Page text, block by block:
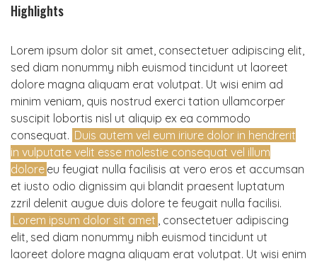
Highlights
Lorem ipsum dolor sit amet, consectetuer adipiscing elit,
sed diam nonummy nibh euismod tincidunt ut laoreet
dolore magna aliquam erat volutpat. Ut wisi enim ad
minim veniam, quis nostrud exerci tation ullamcorper
suscipit lobortis nisl ut aliquip ex ea commodo
consequat. Duis autem vel eum iriure dolor in hendrerit
in vulputate velit esse molestie consequat vel illum
dolore eu feugiat nulla facilisis at vero eros et accumsan
et iusto odio dignissim qui blandit praesent luptatum
zzril delenit augue duis dolore te feugait nulla facilisi.
Lorem ipsum dolor sit amet , consectetuer adipiscing
elit, sed diam nonummy nibh euismod tincidunt ut
laoreet dolore magna aliquam erat volutpat. Ut wisi enim